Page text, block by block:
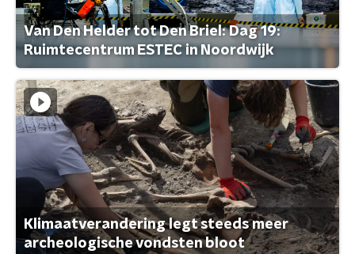
Van Den Helder tot Den Briel: Dag 19:
Ruimtecentrum ESTEC in Noordwijk
Klimaatverandering legt steeds meer
archeologische vondsten bloot